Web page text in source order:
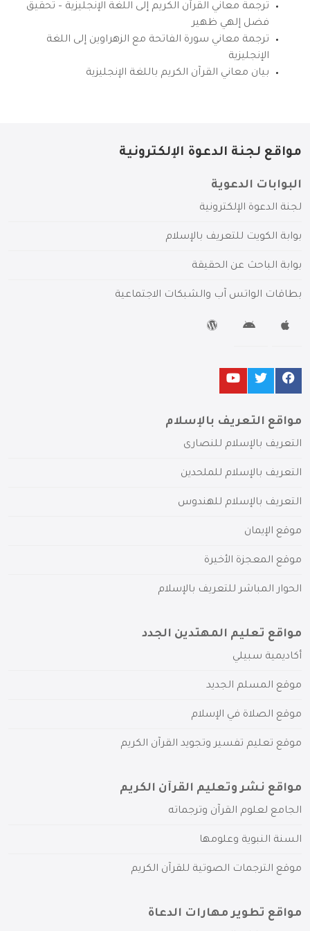
ترجمة معاني القرآن الكريم إلى اللغة الإنجليزية – تحقيق
فضل إلهي ظهير
ترجمة معاني سورة الفاتحة مع الزهراوين إلى اللغة
الإنجليزية
بيان معاني القرآن الكريم باللغة الإنجليزية
مواقع لجنة الدعوة الإلكترونية
البوابات الدعوية
لجنة الدعوة الإلكترونية
بوابة الكويت للتعريف بالإسلام
بوابة الباحث عن الحقيقة
بطاقات الواتس آب والشبكات الاجتماعية
مواقع التعريف بالإسلام
التعريف بالإسلام للنصارى
التعريف بالإسلام للملحدين
التعريف بالإسلام للهندوس
موقع الإيمان
موقع المعجزة الأخيرة
الحوار المباشر للتعريف بالإسلام
مواقع تعليم المهتدين الجدد
أكاديمية سبيلي
موقع المسلم الجديد
موقع الصلاة في الإسلام
موقع تعليم تفسير وتجويد القرآن الكريم
مواقع نشر وتعليم القرآن الكريم
الجامع لعلوم القرآن وترجماته
السنة النبوية وعلومها
موقع الترجمات الصوتية للقرآن الكريم
مواقع تطوير مهارات الدعاة